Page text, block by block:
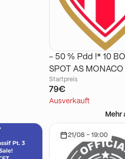
- 50 % Pdd !* 10
SPOT AS
PANINI ICONZ
25
Startpreis
79€
Ausverkauft
Mehr
21/08 - 19:00